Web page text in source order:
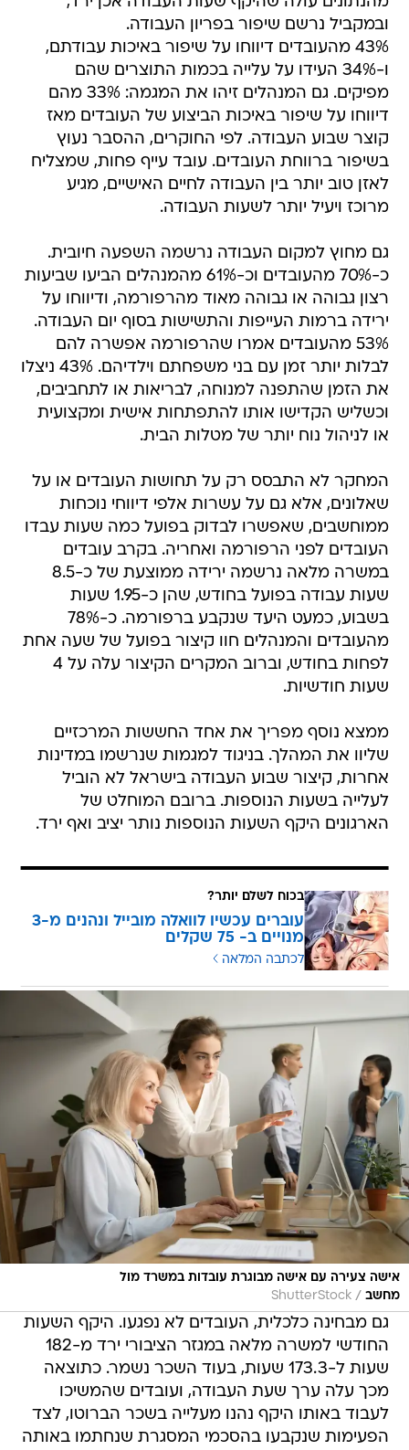
ובמקביל נרשם שיפור בפריון העבודה.
43% מהעובדים דיווחו על שיפור באיכות עבודתם,
ו-34% העידו על עלייה בכמות התוצרים שהם
מפיקים. גם המנהלים זיהו את המגמה: 33% מהם
דיווחו על שיפור באיכות הביצוע של העובדים מאז
קוצר שבוע העבודה. לפי החוקרים, ההסבר נעוץ
בשיפור ברווחת העובדים. עובד עייף פחות, שמצליח
לאזן טוב יותר בין העבודה לחיים האישיים, מגיע
מרוכז ויעיל יותר לשעות העבודה.
גם מחוץ למקום העבודה נרשמה השפעה חיובית.
כ-70% מהעובדים וכ-61% מהמנהלים הביעו שביעות
רצון גבוהה או גבוהה מאוד מהרפורמה, ודיווחו על
ירידה ברמות העייפות והתשישות בסוף יום העבודה.
53% מהעובדים אמרו שהרפורמה אפשרה להם
לבלות יותר זמן עם בני משפחתם וילדיהם. 43% ניצלו
את הזמן שהתפנה למנוחה, לבריאות או לתחביבים,
וכשליש הקדישו אותו להתפתחות אישית ומקצועית
או לניהול נוח יותר של מטלות הבית.
המחקר לא התבסס רק על תחושות העובדים או על
שאלונים, אלא גם על עשרות אלפי דיווחי נוכחות
ממוחשבים, שאפשרו לבדוק בפועל כמה שעות עבדו
העובדים לפני הרפורמה ואחריה. בקרב עובדים
במשרה מלאה נרשמה ירידה ממוצעת של כ-8.5
שעות עבודה בפועל בחודש, שהן כ-1.95 שעות
בשבוע, כמעט היעד שנקבע ברפורמה. כ-78%
מהעובדים והמנהלים חוו קיצור בפועל של שעה אחת
לפחות בחודש, וברוב המקרים הקיצור עלה על 4
שעות חודשיות.
ממצא נוסף מפריך את אחד החששות המרכזיים
שליוו את המהלך. בניגוד למגמות שנרשמו במדינות
אחרות, קיצור שבוע העבודה בישראל לא הוביל
לעלייה בשעות הנוספות. ברובם המוחלט של
הארגונים היקף השעות הנוספות נותר יציב ואף ירד.
בכוח לשלם יותר?
עוברים עכשיו לוואלה מובייל ונהנים מ-3
מנויים ב- 75 שקלים
לכתבה המלאה
אישה צעירה עם אישה מבוגרת עובדות במשרד מול
מחשב /
ShutterStock
גם מבחינה כלכלית, העובדים לא נפגעו. היקף השעות
החודשי למשרה מלאה במגזר הציבורי ירד מ-182
שעות ל-173.3 שעות, בעוד השכר נשמר. כתוצאה
מכך עלה ערך שעת העבודה, ועובדים שהמשיכו
לעבוד באותו היקף נהנו מעלייה בשכר הברוטו, לצד
הפעימות שנקבעו בהסכמי המסגרת שנחתמו באותה